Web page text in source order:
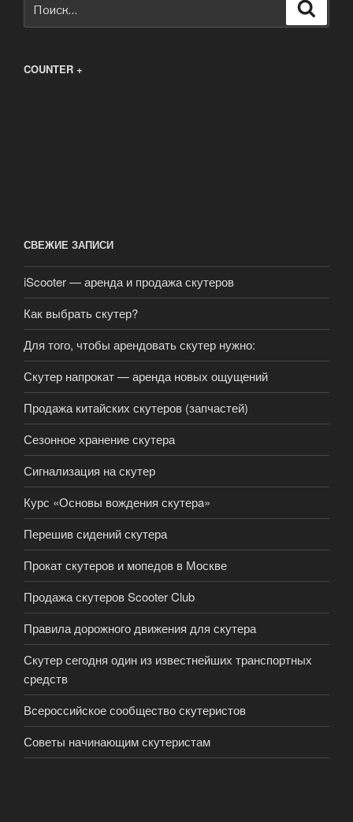
COUNTER +
СВЕЖИЕ ЗАПИСИ
iScooter — аренда и продажа скутеров
Как выбрать скутер?
Для того, чтобы арендовать скутер нужно:
Скутер напрокат — аренда новых ощущений
Продажа китайских скутеров (запчастей)
Сезонное хранение скутера
Сигнализация на скутер
Курс «Основы вождения скутерa»
Перешив сидений скутера
Прокат скутеров и мопедов в Москве
Продажа скутеров Scooter Club
Правила дорожного движения для скутера
Скутер сегодня один из известнейших транспортных
средств
Всероссийское сообщество скутеристов
Советы начинающим скутеристам